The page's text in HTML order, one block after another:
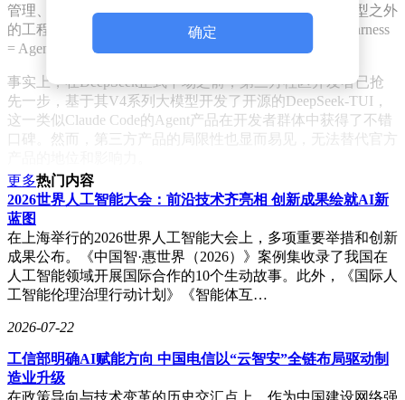
管理、工具调用、文件读写、终端执行与测试反馈等模型之外
的工程动作，全部纳入Harness的范畴，形成“Model + Harness
= Agent”的核心路径。
事实上，在DeepSeek正式下场之前，第三方社区开发者已抢
先一步，基于其V4系列大模型开发了开源的DeepSeek-TUI，
这一类似Claude Code的Agent产品在开发者群体中获得了不错
口碑。然而，第三方产品的局限性也显而易见，无法替代官方
尽管AI写代码的技术已相对成熟，开发一款编程Agent产品并
非难事，但真正的挑战在于如何构建一个被广大开发者认可并
愿意使用的编程生态。在这方面，OpenAI和Anthropic凭借其
深厚的技术积累和用户基础，构筑了难以逾越的护城河。此
前，国内多家科技巨头也曾推出过自己的编码Agent，但均未
能达到这两家的水平，更遑论超越。
据内部消息透露，DeepSeek计划在6月份推出V4系列的升级版
一。随着Harness团队的组建和研发工作的推进，DeepSeek版
的Claude Code有望在不久的将来问世，为国内开发者带来新
的选择。
确定
更多热门内容
2026世界人工智能大会：前沿技术齐亮相 创新成果绘就AI新
蓝图
在上海举行的2026世界人工智能大会上，多项重要举措和创新
成果公布。《中国智·惠世界（2026）》案例集收录了我国在
人工智能领域开展国际合作的10个生动故事。此外，《国际人
工智能伦理治理行动计划》《智能体互…
2026-07-22
工信部明确AI赋能方向 中国电信以“云智安”全链布局驱动制
造业升级
在政策导向与技术变革的历史交汇点上，作为中国建设网络强